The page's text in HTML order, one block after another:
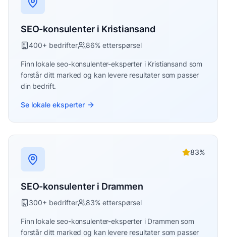
SEO-konsulenter i Kristiansand
400+ bedrifter 86% etterspørsel
Finn lokale seo-konsulenter-eksperter i Kristiansand som
forstår ditt marked og kan levere resultater som passer
din bedrift.
Se lokale eksperter
83%
SEO-konsulenter i Drammen
300+ bedrifter 83% etterspørsel
Finn lokale seo-konsulenter-eksperter i Drammen som
forstår ditt marked og kan levere resultater som passer